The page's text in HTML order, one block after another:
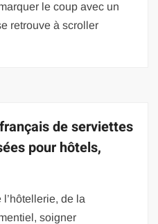
le coup avec un
retrouve à scroller
de serviettes
pour hôtels,
de la
soigner